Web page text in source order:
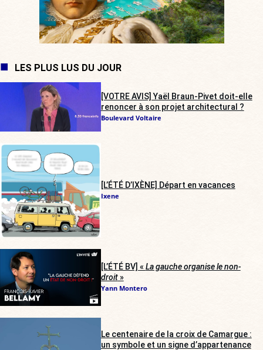
LES PLUS LUS DU JOUR
[VOTRE AVIS] Yaël Braun-Pivet doit-elle
renoncer à son projet architectural ?
Boulevard Voltaire
[L’ÉTÉ D’IXÈNE] Départ en vacances
Ixene
[L’ÉTÉ BV] « La gauche organise le non-
droit»
Yann Montero
Le centenaire de la croix de Camargue :
un symbole et un signe d’appartenance